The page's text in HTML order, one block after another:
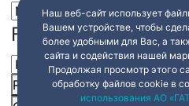
Font Family
Reset restore all settings to
Наш веб-сайт использует
Вашем устройстве, чтобы
более удобными для Вас, а
сайта и содействия нашей
Продолжая просмотр этого
обработку файлов cookie в
использования АО